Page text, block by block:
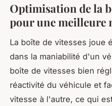
Optimisation de la
pour une meilleure
La boîte de vitesses joue
dans la maniabilité d'un
boîte de vitesses bien
réactivité du véhicule et
vitesse à l'autre, ce qui